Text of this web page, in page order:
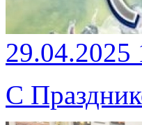
29.04.2025
С